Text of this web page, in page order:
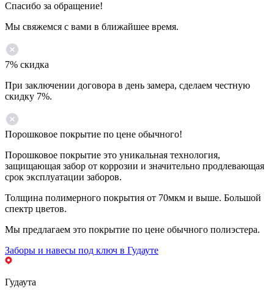
Спасибо за обращение!
Мы свяжемся с вами в ближайшее время.
7% скидка
При заключении договора в день замера, сделаем честную
скидку 7%.
Порошковое покрытие по цене обычного!
Порошковое покрытие это уникальная технология,
защищающая забор от коррозии и значительно продлевающая
срок эксплуатации заборов.
Толщина полимерного покрытия от 70мкм и выше. Большой
спектр цветов.
Мы предлагаем это покрытие по цене обычного полиэстера.
Заборы и навесы под ключ в Гудауте
Гудаута